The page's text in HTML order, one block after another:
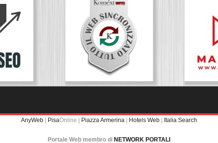
AnyWeb | PisaOnline | Piazza Armerina | Hotels Web | Italia Search
Portale Web membro di NETWORK PORTALI